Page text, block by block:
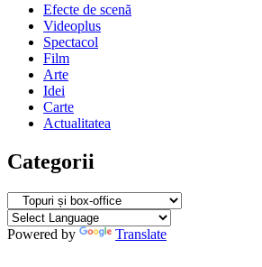
Efecte de scenă
Videoplus
Spectacol
Film
Arte
Idei
Carte
Actualitatea
Categorii
Categorii
Powered by Translate